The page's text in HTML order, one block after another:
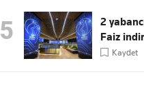
5
2
Faiz
Kaydet